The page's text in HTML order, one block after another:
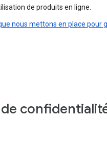
de produits en ligne.
nous mettons en place pour